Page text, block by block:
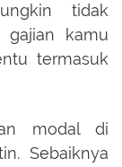
tidak
gajian kamu
termasuk
modal di
Sebaiknya